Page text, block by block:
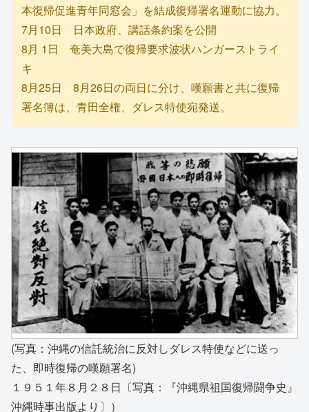
本復帰促進青年同窓会」を結成復帰署名運動に協力。
7月10日 日本政府、講話条約案を公開
8月 1日 奄美大島で復帰要求波状ハンガーストライ
キ
8月25日 8月26日の両日に分け、嘆願書と共に復帰
署名簿は、青田全権、ダレス特使宛発送。
(写真：沖縄の信託統治に反対しダレス特使などに送っ
た、即時復帰の嘆願署名)
１９５１年８月２８日〔写真：『沖縄県祖国復帰闘争史』
沖縄時事出版より〕）